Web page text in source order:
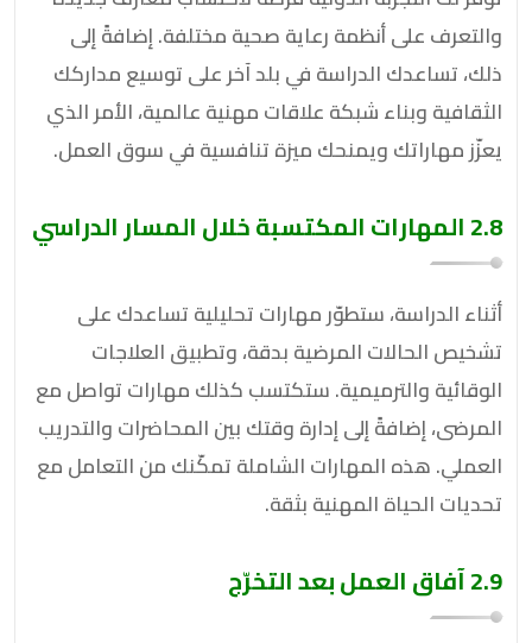
والتعرف على أنظمة رعاية صحية مختلفة. إضافةً إلى
ذلك، تساعدك الدراسة في بلد آخر على توسيع مداركك
الثقافية وبناء شبكة علاقات مهنية عالمية، الأمر الذي
يعزّز مهاراتك ويمنحك ميزة تنافسية في سوق العمل.
2.8 المهارات المكتسبة خلال المسار الدراسي
أثناء الدراسة، ستطوّر مهارات تحليلية تساعدك على
تشخيص الحالات المرضية بدقة، وتطبيق العلاجات
الوقائية والترميمية. ستكتسب كذلك مهارات تواصل مع
المرضى، إضافةً إلى إدارة وقتك بين المحاضرات والتدريب
العملي. هذه المهارات الشاملة تمكّنك من التعامل مع
تحديات الحياة المهنية بثقة.
2.9 آفاق العمل بعد التخرّج